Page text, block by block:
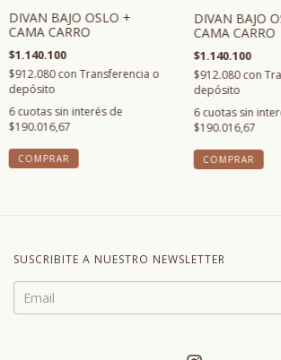
DIVAN BAJO OSLO +
CAMA CARRO
$1.140.100
$912.080con Transferencia o
depósito
6cuotas sin interés de
$190.016,67
COMPRAR
DIVAN BAJO
CAMA CARRO
$1.140.100
$912.080con
depósito
6cuotas sin
$190.016,67
COMPRAR
SUSCRIBITE A NUESTRO NEWSLETTER